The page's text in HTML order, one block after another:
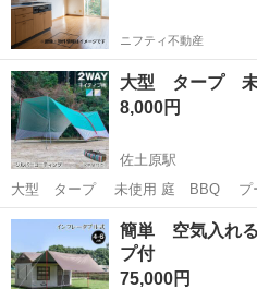
ニフティ不動産
大型 タープ 未
8,000円
佐土原駅
大型 タープ 未使用 庭
宮崎 宮崎市 佐土原駅 防
簡単 空気入れ
プ付
75,000円